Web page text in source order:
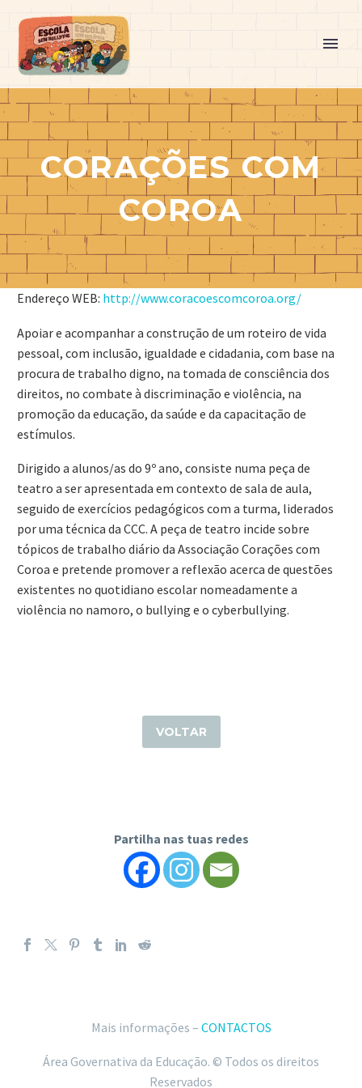
CORAÇÕES COM
COROA
Endereço WEB: http://www.coracoescomcoroa.org/
Apoiar e acompanhar a construção de um roteiro de vida
pessoal, com inclusão, igualdade e cidadania, com base na
procura de trabalho digno, na tomada de consciência dos
direitos, no combate à discriminação e violência, na
promoção da educação, da saúde e da capacitação de
estímulos.
Dirigido a alunos/as do 9º ano, consiste numa peça de
teatro a ser apresentada em contexto de sala de aula,
seguido de exercícios pedagógicos com a turma, liderados
por uma técnica da CCC. A peça de teatro incide sobre
tópicos de trabalho diário da Associação Corações com
Coroa e pretende promover a reflexão acerca de questões
existentes no quotidiano escolar nomeadamente a
violência no namoro, o bullying e o cyberbullying.
VOLTAR
Partilha nas tuas redes
Mais informações – CONTACTOS
Área Governativa da Educação. © Todos os direitos
Reservados